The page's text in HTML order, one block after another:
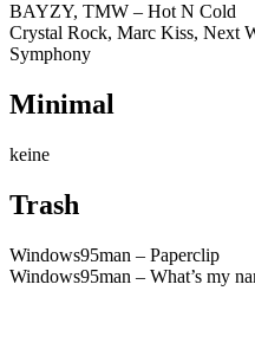
BAYZY, TMW – Hot N Cold
Crystal Rock, Marc Kiss, Next
Symphony
Minimal
keine
Trash
Windows95man – Paperclip
Windows95man – What’s my